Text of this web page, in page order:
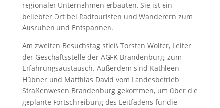
regionaler Unternehmen erbauten. Sie ist ein
beliebter Ort bei Radtouristen und Wanderern zum
Ausruhen und Entspannen.
Am zweiten Besuchstag stieß Torsten Wolter, Leiter
der Geschäftsstelle der AGFK Brandenburg, zum
Erfahrungsaustausch. Außerdem sind Kathleen
Hübner und Matthias David vom Landesbetrieb
Straßenwesen Brandenburg gekommen, um über die
geplante Fortschreibung des Leitfadens für die